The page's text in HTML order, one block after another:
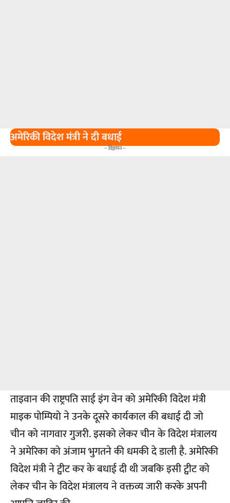
अमेरिकी विदेश मंत्री ने दी बधाई
-- विज्ञापन --
ताइवान की राष्ट्रपति साई इंग वेन को अमेरिकी विदेश मंत्री
माइक पोम्पियो ने उनके दूसरे कार्यकाल की बधाई दी जो
चीन को नागवार गुजरी. इसको लेकर चीन के विदेश मंत्रालय
ने अमेरिका को अंजाम भुगतने की धमकी दे डाली है. अमेरिकी
विदेश मंत्री ने ट्वीट कर के बधाई दी थी जबकि इसी ट्वीट को
लेकर चीन के विदेश मंत्रालय ने वक्तव्य जारी करके अपनी